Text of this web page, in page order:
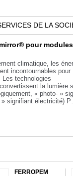
DE LA
pour modules
climatique, les
incontournables pour
Les technologies
la lumière
« photo- »
» signifiant électricité)
FERROPEM